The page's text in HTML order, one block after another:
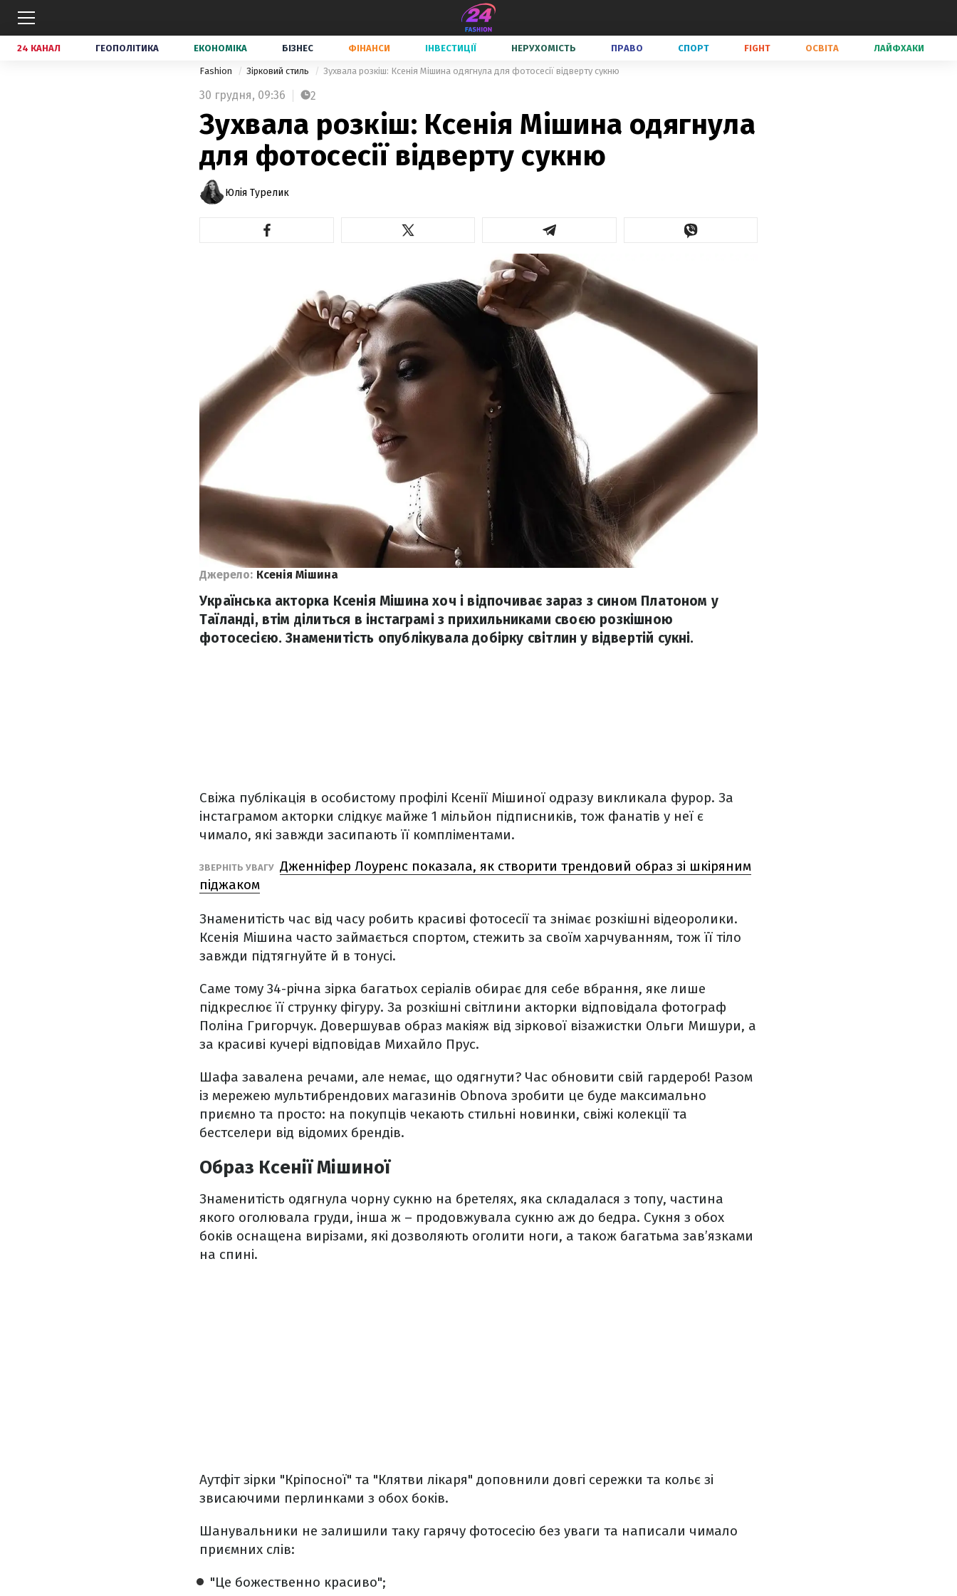
24 КАНАЛ ГЕОПОЛІТИКА ЕКОНОМІКА БІЗНЕС ФІНАНСИ ІНВЕСТИЦІЇ НЕРУХОМІСТЬ ПРАВО СПОРТ FIGHT ОСВІТА ЛАЙФХАКИ
Fashion Зірковий стиль Зухвала розкіш: Ксенія Мішина одягнула для фотосесії відверту сукню
30 грудня, 09:36 2
Зухвала розкіш: Ксенія Мішина одягнула
для фотосесії відверту сукню
Юлія Турелик
Джерело: Ксенія Мішина
Українська акторка Ксенія Мішина хоч і відпочиває зараз з сином Платоном у
Таїланді, втім ділиться в інстаграмі з прихильниками своєю розкішною
фотосесією. Знаменитість опублікувала добірку світлин у відвертій сукні.
Свіжа публікація в особистому профілі Ксенії Мішиної одразу викликала фурор. За
інстаграмом акторки слідкує майже 1 мільйон підписників, тож фанатів у неї є
чимало, які завжди засипають її компліментами.
ЗВЕРНІТЬ УВАГУ Дженніфер Лоуренс показала, як створити трендовий образ зі шкіряним
піджаком
Знаменитість час від часу робить красиві фотосесії та знімає розкішні відеоролики.
Ксенія Мішина часто займається спортом, стежить за своїм харчуванням, тож її тіло
завжди підтягнуйте й в тонусі.
Саме тому 34-річна зірка багатьох серіалів обирає для себе вбрання, яке лише
підкреслює її струнку фігуру. За розкішні світлини акторки відповідала фотограф
Поліна Григорчук. Довершував образ макіяж від зіркової візажистки Ольги Мишури, а
за красиві кучері відповідав Михайло Прус.
Шафа завалена речами, але немає, що одягнути? Час обновити свій гардероб! Разом
із мережею мультибрендових магазинів Obnova зробити це буде максимально
приємно та просто: на покупців чекають стильні новинки, свіжі колекції та
бестселери від відомих брендів.
Образ Ксенії Мішиної
Знаменитість одягнула чорну сукню на бретелях, яка складалася з топу, частина
якого оголювала груди, інша ж – продовжувала сукню аж до бедра. Сукня з обох
боків оснащена вирізами, які дозволяють оголити ноги, а також багатьма зав’язками
на спині.
Аутфіт зірки "Кріпосної" та "Клятви лікаря" доповнили довгі сережки та кольє зі
звисаючими перлинками з обох боків.
Шанувальники не залишили таку гарячу фотосесію без уваги та написали чимало
приємних слів:
"Це божественно красиво";